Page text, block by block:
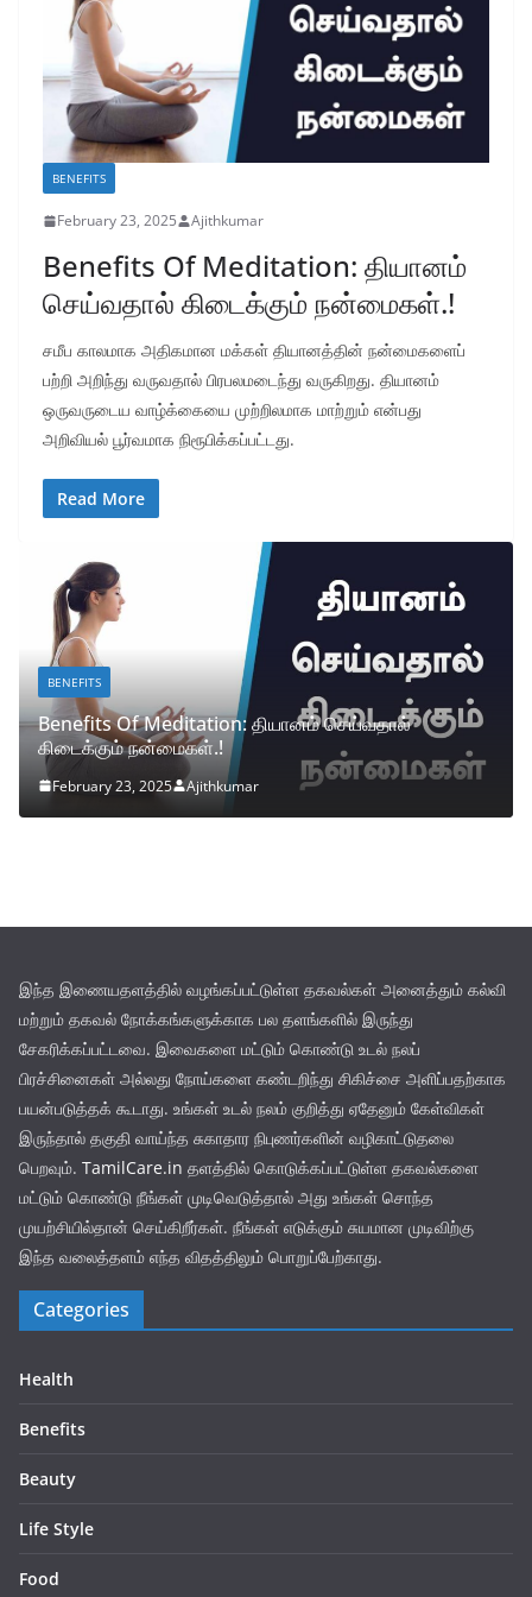
BENEFITS
February 23, 2025 Ajithkumar
Benefits Of Meditation: தியானம்
செய்வதால் கிடைக்கும் நன்மைகள்.!
சமீப காலமாக அதிகமான மக்கள் தியானத்தின் நன்மைகளைப்
பற்றி அறிந்து வருவதால் பிரபலமடைந்து வருகிறது. தியானம்
ஒருவருடைய வாழ்க்கையை முற்றிலமாக மாற்றும் என்பது
அறிவியல் பூர்வமாக நிரூபிக்கப்பட்டது.
Read More
BENEFITS
Benefits Of Meditation: தியானம் செய்வதால்
கிடைக்கும் நன்மைகள்.!
February 23, 2025 Ajithkumar
இந்த இணையதளத்தில் வழங்கப்பட்டுள்ள தகவல்கள் அனைத்தும் கல்வி
மற்றும் தகவல் நோக்கங்களுக்காக பல தளங்களில் இருந்து
சேகரிக்கப்பட்டவை. இவைகளை மட்டும் கொண்டு உடல் நலப்
பிரச்சினைகள் அல்லது நோய்களை கண்டறிந்து சிகிச்சை அளிப்பதற்காக
பயன்படுத்தக் கூடாது. உங்கள் உடல் நலம் குறித்து ஏதேனும் கேள்விகள்
இருந்தால் தகுதி வாய்ந்த சுகாதார நிபுணர்களின் வழிகாட்டுதலை
பெறவும். TamilCare.in தளத்தில் கொடுக்கப்பட்டுள்ள தகவல்களை
மட்டும் கொண்டு நீங்கள் முடிவெடுத்தால் அது உங்கள் சொந்த
முயற்சியில்தான் செய்கிறீர்கள். நீங்கள் எடுக்கும் சுயமான முடிவிற்கு
இந்த வலைத்தளம் எந்த விதத்திலும் பொறுப்பேற்காது.
Categories
Health
Benefits
Beauty
Life Style
Food